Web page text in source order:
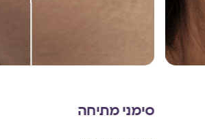
סימני מתיחה